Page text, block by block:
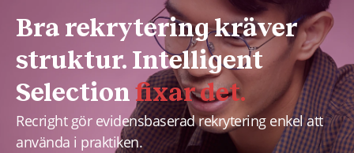
Bra rekrytering kräver
struktur. Intelligent
Selection fixar det.
Recright gör evidensbaserad rekrytering enkel att
använda i praktiken.